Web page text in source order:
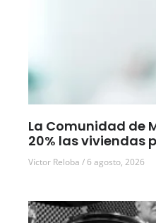
La Comunidad de
20% las viviendas
Víctor Reloba 6 agosto, 2026